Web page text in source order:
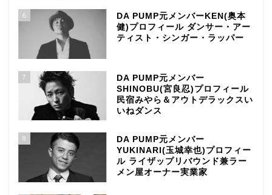
6
DA PUMP元メンバーKEN(奥本
健)プロフィール ダンサー・アー
ティスト・シンガー・ラッパー
7
DA PUMP元メンバー
SHINOBU(宮良忍)プロフィール
民宿みやら＆アウトデラックスい
いねダンス
8
DA PUMP元メンバー
YUKINARI(玉城幸也)プロフィー
ル ライザップリバウンド兼ラー
メン屋オーナー実業家